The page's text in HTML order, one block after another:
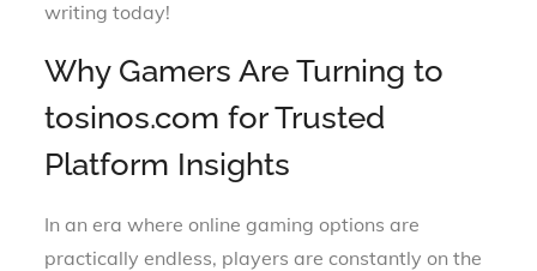
writing today!
Why Gamers Are Turning to
tosinos.com for Trusted
Platform Insights
In an era where online gaming options are
practically endless, players are constantly on the